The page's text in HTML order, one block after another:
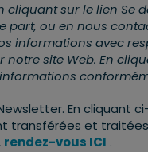
sur le lien Se
part, ou en nous
informations avec
site Web. En
En cliquant
transférées et traitées
rendez-vous ICI .